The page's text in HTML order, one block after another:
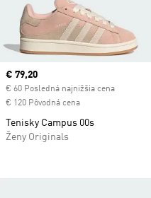
Current price
€ 79,20
€ 60 Posledná najnižšia cena
€ 120 Pôvodná cena
Tenisky Campus 00s
Ženy Originals